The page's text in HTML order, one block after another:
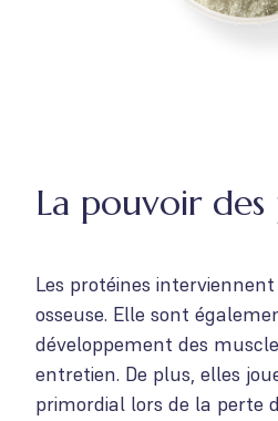
La pouvoir
Les protéines
osseuse. Elle sont
développement des
entretien. De plus, elles
primordial lors de la perte